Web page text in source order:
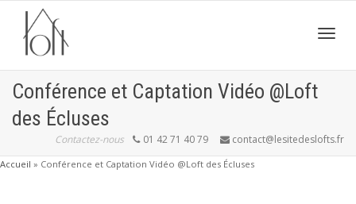
Conférence et Captation Vidéo @Loft
des Écluses
Contactez-nous 01 42 71 40 79 contact@lesitedeslofts.fr
Accueil » Conférence et Captation Vidéo @Loft des Écluses